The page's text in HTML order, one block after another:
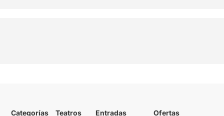
Categorías
Teatros
Entradas
Ofertas